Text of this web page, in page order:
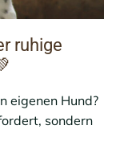
ruhige
eigenen Hund?
sondern